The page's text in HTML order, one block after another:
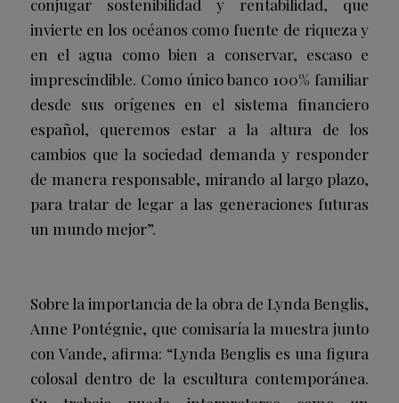
conjugar sostenibilidad y rentabilidad, que
invierte en los océanos como fuente de riqueza y
en el agua como bien a conservar, escaso e
imprescindible. Como único banco 100% familiar
desde sus orígenes en el sistema financiero
español, queremos estar a la altura de los
cambios que la sociedad demanda y responder
de manera responsable, mirando al largo plazo,
para tratar de legar a las generaciones futuras
un mundo mejor”.
Sobre la importancia de la obra de Lynda Benglis,
Anne Pontégnie, que comisaría la muestra junto
con Vande, afirma: “Lynda Benglis es una figura
colosal dentro de la escultura contemporánea.